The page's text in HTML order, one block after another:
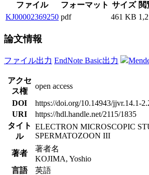
ファイル フォーマット サイズ 閲
KJ00002369250 pdf 461 KB
論文情報
ファイル出力 EndNote Basic出力
アクセ
ス権
open access
DOI
https://doi.org/10.14943/jjvr.14.1-
URI
https://hdl.handle.net/2115/1835
タイト
ル
ELECTRON MICROSCOPIC
SPERMATOZOON III
著者
著者名
KOJIMA, Yoshio
言語
英語